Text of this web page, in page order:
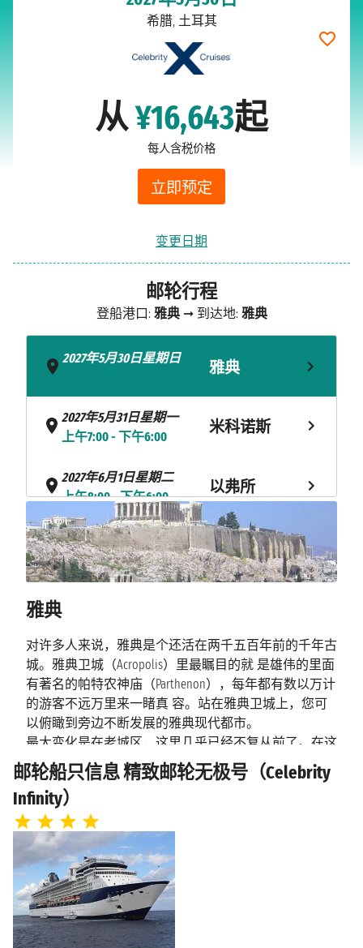
希腊, 土耳其
从¥16,643起
每人含税价格
立即预定
变更日期
邮轮行程
登船港口: 雅典➞ 到达地: 雅典
2027年5月30日星期日
雅典
2027年5月31日星期一
上午7:00 - 下午6:00
米科诺斯
2027年6月1日星期二
上午8:00 - 下午6:00
以弗所
2027年6月2日星期三 海上巡航
2027年6月3日星期四
上午8:00 - 下午6:00
罗得岛
上午7:00 - 下午10:00
圣托里尼
2027年6月5日星期六
上午7:00 - 下午6:00
伊德拉岛
2027年6月6日星期日
上午5:00
雅典
对许多人来说，雅典是个还活在两千五百年前的千年古
城。雅典卫城（Acropolis）里最瞩目的就 是雄伟的里面
有著名的帕特农神庙（Parthenon），每年都有数以万计
的游客不远万里来一睹真 容。站在雅典卫城上，您可
以俯瞰到旁边不断发展的雅典现代都市。
最大变化是在老城区，这里几乎已经不复从前了。在这
里是禁止汽车通行的，因为考虑到要把珍 贵的考古遗
址开放给全世界的游客，使参观遗迹的道路成为欧洲最
长最壮观的步行参观长廊。这 个巨大的考古公园连接
了过去和现在，现代的城市文化和生活旁就是千年古迹
和古老街区 它是欧洲最古老的城市，但在一点点的转
变。她是欧洲最安全、最有活力的城市之一，她是杂乱
但又优雅的。
邮轮船只信息 精致邮轮无极号（Celebrity
Infinity）